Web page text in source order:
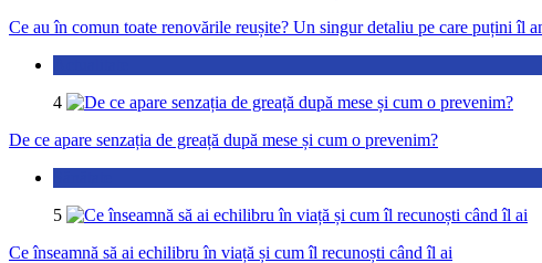
Ce au în comun toate renovările reușite? Un singur detaliu pe care puțini îl
4
De ce apare senzația de greață după mese și cum o prevenim?
5
Ce înseamnă să ai echilibru în viață și cum îl recunoști când îl ai